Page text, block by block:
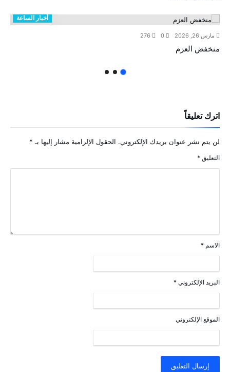
أخبار الساعة
مارس 26, 2026 276
منخفض العزم
اترك تعليقاً
لن يتم نشر عنوان بريدك الإلكتروني. الحقول الإلزامية مشار إليها بـ *
التعليق *
الاسم *
البريد الإلكتروني *
الموقع الإلكتروني